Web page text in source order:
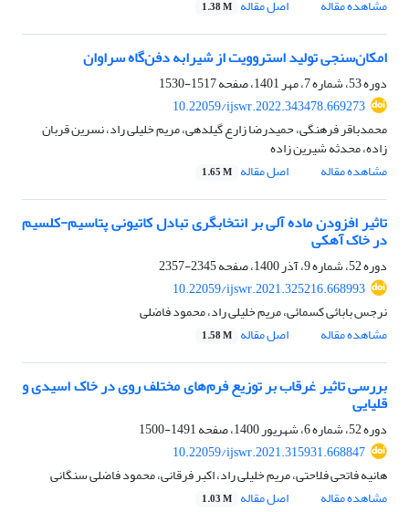
مشاهده مقاله
اصل مقاله 1.38 M
امکان‌سنجی تولید استروویت از شیرابه دفن‌گاه سراوان
دوره 53، شماره 7، مهر 1401، صفحه
1517-1530
10.22059/ijswr.2022.343478.669273
محمدباقر فرهنگی، حمیدرضا زارع گیلدهی، مریم خلیلی راد، نسرین قربان
زاده، محدثه شیرین زاده
مشاهده مقاله
اصل مقاله 1.65 M
تاثیر افزودن ماده آلی بر انتخابگری تبادل کاتیونی پتاسیم-کلسیم
در خاک آهکی
دوره 52، شماره 9، آذر 1400، صفحه
2345-2357
10.22059/ijswr.2021.325216.668993
نرجس بابائی کسمائی، مریم خلیلی راد، محمود فاضلی
مشاهده مقاله
اصل مقاله 1.58 M
بررسی تاثیر غرقاب بر توزیع فرم‌های مختلف روی در خاک اسیدی و
قلیایی
دوره 52، شماره 6، شهریور 1400، صفحه
1491-1500
10.22059/ijswr.2021.315931.668847
هانیه فاتحی فلاحتی، مریم خلیلی راد، اکبر فرقانی، محمود فاضلی سنگانی
مشاهده مقاله
اصل مقاله 1.03 M